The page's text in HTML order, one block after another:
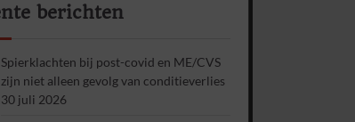
berichten
Spierklachten bij post-covid en ME/CVS
zijn niet alleen gevolg van conditieverlies
30 juli 2026